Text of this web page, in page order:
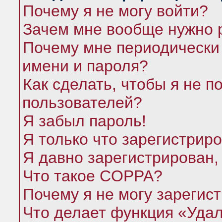
Почему я не могу войти?
Зачем мне вообще нужно
Почему мне
имени и пароля?
Как сделать, чтобы я не
пользователей?
Я забыл пароль!
Я только что
Я давно
Что такое COPPA?
Почему я не могу
Что делает функция